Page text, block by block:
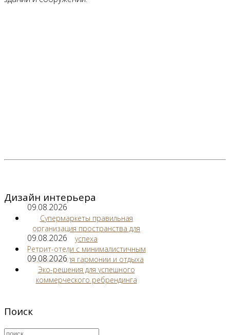
Дизайн интерьера
09.08.2026
Супермаркеты правильная
организация пространства для
успеха
09.08.2026
Ретрит-отели с минималистичным
дизайном для гармонии и отдыха
09.08.2026
Эко-решения для успешного
коммерческого ребрендинга
Поиск